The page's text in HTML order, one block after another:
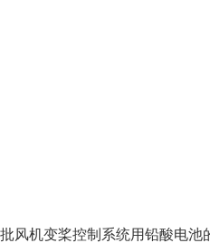
机变桨控制系统用铅酸电池